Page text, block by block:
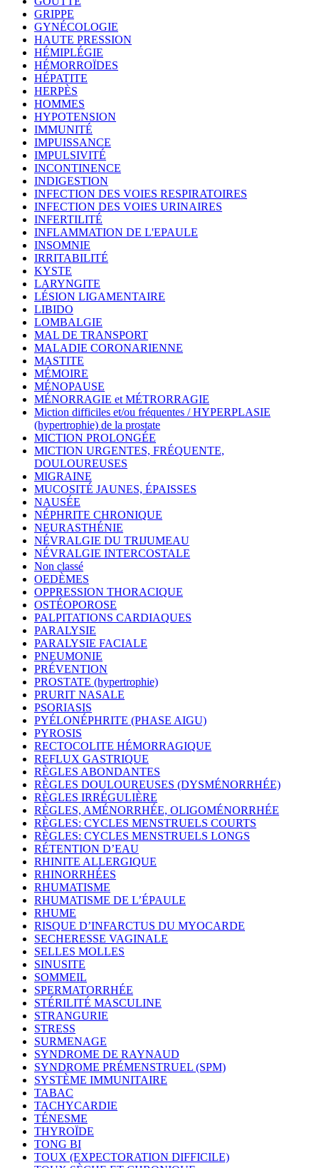
GRIPPE
GYNÉCOLOGIE
HAUTE PRESSION
HÉMIPLÉGIE
HÉMORROÏDES
HÉPATITE
HERPÈS
HOMMES
HYPOTENSION
IMMUNITÉ
IMPUISSANCE
IMPULSIVITÉ
INCONTINENCE
INDIGESTION
INFECTION DES VOIES RESPIRATOIRES
INFECTION DES VOIES URINAIRES
INFERTILITÉ
INFLAMMATION DE L'EPAULE
INSOMNIE
IRRITABILITÉ
KYSTE
LARYNGITE
LÉSION LIGAMENTAIRE
LIBIDO
LOMBALGIE
MAL DE TRANSPORT
MALADIE CORONARIENNE
MASTITE
MÉMOIRE
MÉNOPAUSE
MÉNORRAGIE et MÉTRORRAGIE
Miction difficiles et/ou fréquentes / HYPERPLASIE
(hypertrophie) de la prostate
MICTION PROLONGÉE
MICTION URGENTES, FRÉQUENTE,
DOULOUREUSES
MIGRAINE
MUCOSITÉ JAUNES, ÉPAISSES
NAUSÉE
NÉPHRITE CHRONIQUE
NEURASTHÉNIE
NÉVRALGIE DU TRIJUMEAU
NÉVRALGIE INTERCOSTALE
Non classé
OEDÈMES
OPPRESSION THORACIQUE
OSTÉOPOROSE
PALPITATIONS CARDIAQUES
PARALYSIE
PARALYSIE FACIALE
PNEUMONIE
PRÉVENTION
PROSTATE (hypertrophie)
PRURIT NASALE
PSORIASIS
PYÉLONÉPHRITE (PHASE AIGU)
PYROSIS
RECTOCOLITE HÉMORRAGIQUE
REFLUX GASTRIQUE
RÈGLES ABONDANTES
RÈGLES DOULOUREUSES (DYSMÉNORRHÉE)
RÈGLES IRRÉGULIÈRE
RÈGLES, AMÉNORRHÉE, OLIGOMÉNORRHÉE
RÈGLES: CYCLES MENSTRUELS COURTS
RÈGLES: CYCLES MENSTRUELS LONGS
RÉTENTION D’EAU
RHINITE ALLERGIQUE
RHINORRHÉES
RHUMATISME
RHUMATISME DE L’ÉPAULE
RHUME
RISQUE D’INFARCTUS DU MYOCARDE
SECHERESSE VAGINALE
SELLES MOLLES
SINUSITE
SOMMEIL
SPERMATORRHÉE
STÉRILITÉ MASCULINE
STRANGURIE
STRESS
SURMENAGE
SYNDROME DE RAYNAUD
SYNDROME PRÉMENSTRUEL (SPM)
SYSTÈME IMMUNITAIRE
TABAC
TACHYCARDIE
TÉNESME
THYROÏDE
TONG BI
TOUX (EXPECTORATION DIFFICILE)